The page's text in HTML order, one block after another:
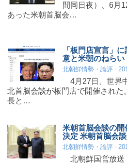
間同日夜）、6月
あった米朝首脳会…
「板門店宣言」
意と米朝のねらい
北朝鮮情勢・論評
4月27日、世界
北首脳会談が板門店で開催された
長と…
米朝首脳会談の
決定 米朝首脳会
北朝鮮情勢・論評
北朝鮮国営放送